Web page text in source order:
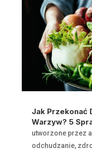
Jak Przekonać
Warzyw? 5
utworzone przez
odchudzanie,